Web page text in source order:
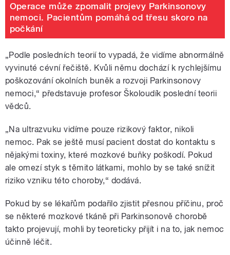
Operace může zpomalit projevy Parkinsonovy
nemoci. Pacientům pomáhá od třesu skoro na
počkání
„Podle posledních teorií to vypadá, že vidíme abnormálně
vyvinuté cévní řečiště. Kvůli němu dochází k rychlejšímu
poškozování okolních buněk a rozvoji Parkinsonovy
nemoci,“ představuje profesor Školoudík poslední teorii
vědců.
„Na ultrazvuku vidíme pouze rizikový faktor, nikoli
nemoc. Pak se ještě musí pacient dostat do kontaktu s
nějakými toxiny, které mozkové buňky poškodí. Pokud
ale omezí styk s těmito látkami, mohlo by se také snížit
riziko vzniku této choroby,“ dodává.
Pokud by se lékařům podařilo zjistit přesnou příčinu, proč
se některé mozkové tkáně při Parkinsonově chorobě
takto projevují, mohli by teoreticky přijít i na to, jak nemoc
účinně léčit.